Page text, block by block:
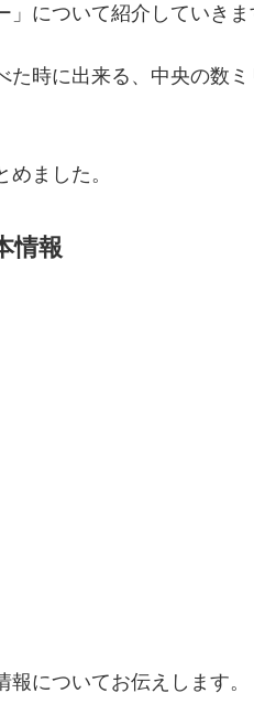
について紹介していきま
時に出来る、中央の数
ました。
情報
についてお伝えします。